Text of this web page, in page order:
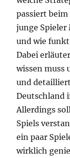
passiert
junge
und wie
Dabei
wissen muss
und
Deutschland
Allerdings
Spiels
ein paar
wirklich